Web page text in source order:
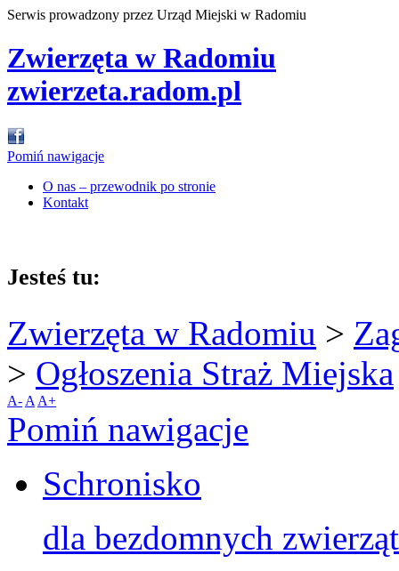
Serwis prowadzony przez Urząd Miejski w Radomiu
Zwierzęta w Radomiu
zwierzeta.radom.pl
Pomiń nawigacje
O nas – przewodnik po stronie
Kontakt
Jesteś tu:
Zwierzęta w Radomiu >
> Ogłoszenia Straż Miejska
A- A A+
Pomiń nawigacje
Schronisko
dla bezdomnych zwierząt